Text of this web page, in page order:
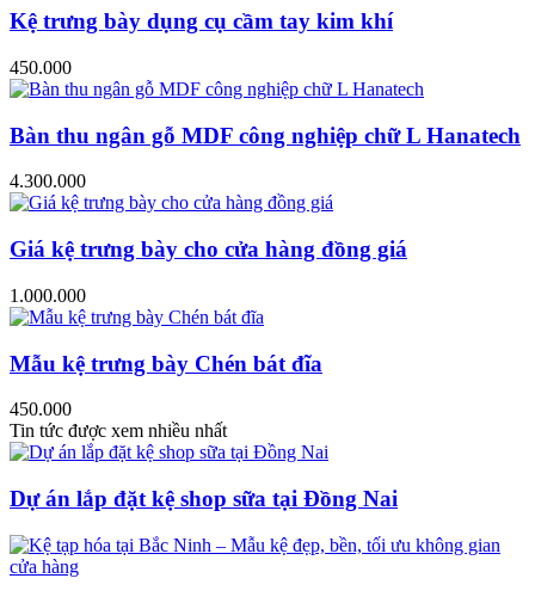
Kệ trưng bày dụng cụ cầm tay kim khí
450.000
Bàn thu ngân gỗ MDF công nghiệp chữ L Hanatech
4.300.000
Giá kệ trưng bày cho cửa hàng đồng giá
1.000.000
Mẫu kệ trưng bày Chén bát đĩa
450.000
Tin tức được xem nhiều nhất
Dự án lắp đặt kệ shop sữa tại Đồng Nai